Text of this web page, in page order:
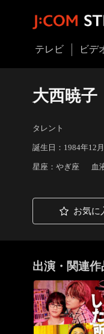
テレビ ビデ
大西暁子
タレント
誕生日：1984年12
星座：やぎ座 血
お気に
出演・関連作